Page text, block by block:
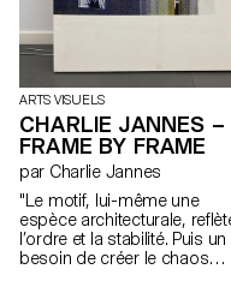
ARTS VISUELS
CHARLIE JANNES –
FRAME BY FRAME
par Charlie Jannes
"Le motif, lui-même une
espèce architecturale,
l’ordre et la stabilité. Puis un
besoin de créer le chaos